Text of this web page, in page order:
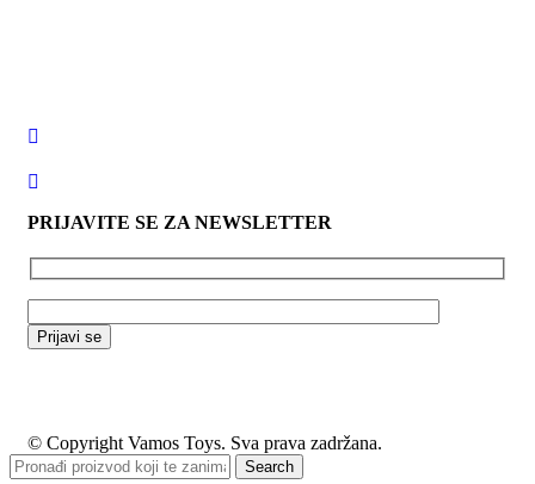
PRIJAVITE SE ZA NEWSLETTER
© Copyright Vamos Toys. Sva prava zadržana.
Search